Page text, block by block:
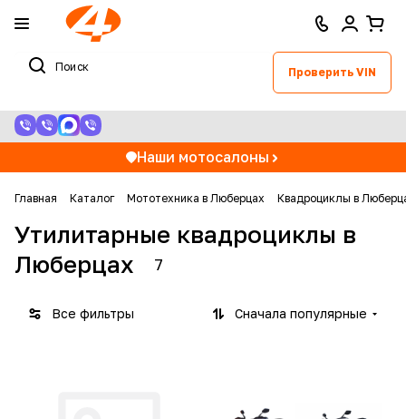
Проверить VIN
Наши мотосалоны
Главная Каталог Мототехника в Люберцах Квадроциклы в
Утилитарные квадроциклы в
Люберцах
7
Все фильтры Сначала популярные